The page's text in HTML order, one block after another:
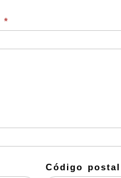
*
Código postal